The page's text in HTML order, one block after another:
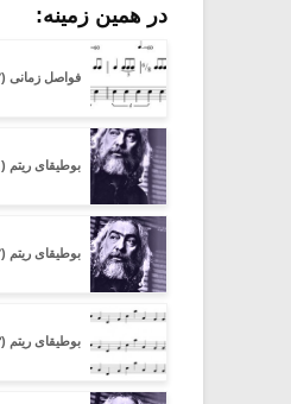
در همین زمینه:
فواصل زمانی (۲)
بوطیقای ریتم (۱)
بوطیقای ریتم (۲)
بوطیقای ریتم (۳)